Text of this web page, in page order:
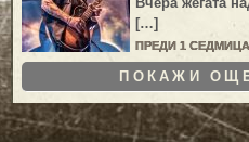
[…]
ПРЕДИ 1 СЕДМИЦА
ПОКАЖИ